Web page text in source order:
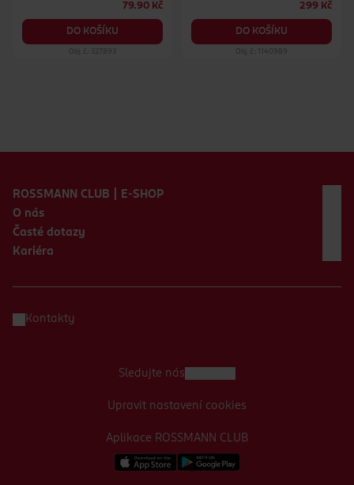
79.90 Kč
DO KOŠÍKU
Obj. č.: 327893
299 Kč
DO KOŠÍKU
Obj. č.: 1140989
ROSSMANN CLUB | E-SHOP
O nás
Časté dotazy
Kariéra
Kontakty
Aplikace ROSSMANN CLUB
Sledujte nás
Upravit nastavení cookies